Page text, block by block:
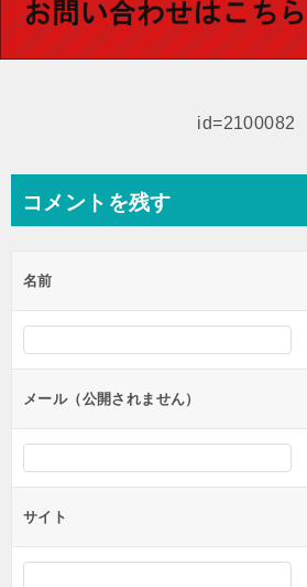
ビ
id=2100082
コメントを残す
名前
メール（公開されません）
サイト